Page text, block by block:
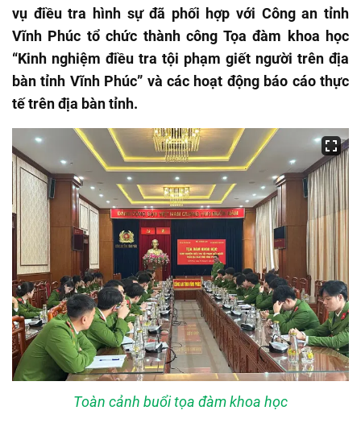
vụ điều tra hình sự đã phối hợp với Công an tỉnh
Vĩnh Phúc tổ chức thành công Tọa đàm khoa học
“Kinh nghiệm điều tra tội phạm giết người trên địa
bàn tỉnh Vĩnh Phúc” và các hoạt động báo cáo thực
tế trên địa bàn tỉnh.
Toàn cảnh buổi tọa đàm khoa học